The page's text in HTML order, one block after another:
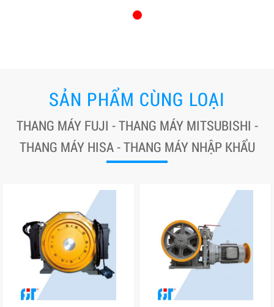
SẢN PHẨM CÙNG LOẠI
THANG MÁY FUJI - THANG MÁY MITSUBISHI -
THANG MÁY HISA - THANG MÁY NHẬP KHẨU